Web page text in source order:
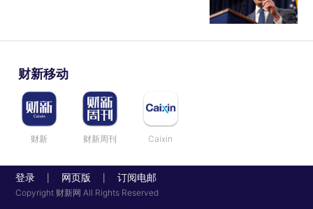
财新移动
财新 财新周刊 Caixin
登录 网页版 订阅电邮
Copyright 财新网 All Rights Reserved